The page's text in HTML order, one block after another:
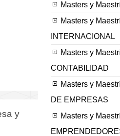
y
Masters y
Masters y
INTERNACIONAL
Masters y
CONTABILIDAD
Masters y
DE EMPRESAS
Masters y